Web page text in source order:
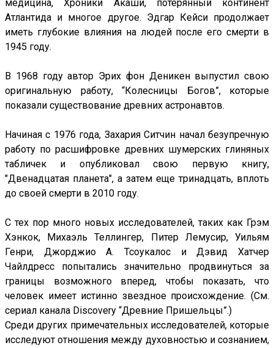
медицина, Хроники Акаши, потерянный континент
Атлантида и многое другое. Эдгар Кейси продолжает
иметь глубокие влияния на людей после его смерти в
1945 году.
В 1968 году автор Эрих фон Деникен выпустил свою
оригинальную работу, “Колесницы Богов”, которые
показали существование древних астронавтов.
Начиная с 1976 года, Захария Ситчин начал безупречную
работу по расшифровке древних шумерских глиняных
табличек и опубликовал свою первую книгу,
"Двенадцатая планета", а затем еще тринадцать, вплоть
до своей смерти в 2010 году.
С тех пор много новых исследователей, таких как Грэм
Хэнкок, Михаэль Теллингер, Питер Лемусир, Уильям
Генри, Джорджио А. Тсоукалос и Дэвид Хатчер
Чайлдресс попытались значительно продвинуться за
границы возможного вперед, чтобы показать, что
человек имеет истинно звездное происхождение. (См.
сериал канала Discovery “Древние Пришельцы”.)
Среди других примечательных исследователей, которые
исследуют отношения между духовностью и сознанием,